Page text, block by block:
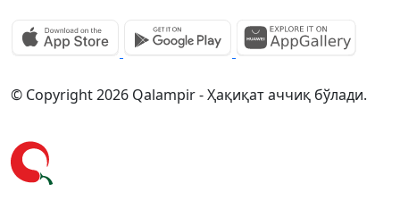
© Copyright 2026 Qalampir - Ҳақиқат аччиқ бўлади.